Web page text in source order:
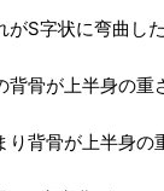
がS字状に弯曲した
背骨が上半身の重
り背骨が上半身の